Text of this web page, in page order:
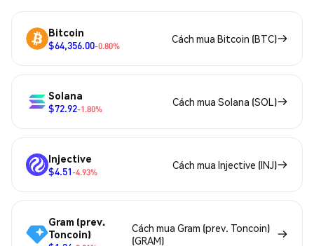
Bitcoin
$64,356.00-0.80%
Cách mua Bitcoin (BTC)
Solana
$72.92-1.80%
Cách mua Solana (SOL)
Injective
$4.51-4.93%
Cách mua Injective (INJ)
Gram (prev.
Toncoin)
Cách mua Gram (prev. Toncoin)
(GRAM)